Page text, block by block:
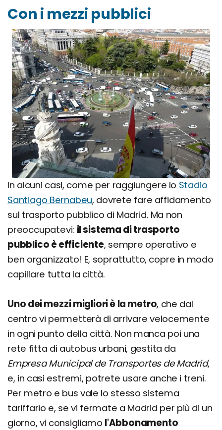
Con i mezzi pubblici
In alcuni casi, come per raggiungere lo Stadio
Santiago Bernabeu, dovrete fare affidamento
sul trasporto pubblico di Madrid. Ma non
preoccupatevi: il sistema di trasporto
pubblico è efficiente, sempre operativo e
ben organizzato! E, soprattutto, copre in modo
capillare tutta la città.
Uno dei mezzi migliori è la metro, che dal
centro vi permetterà di arrivare velocemente
in ogni punto della città. Non manca poi una
rete fitta di autobus urbani, gestita da
Empresa Municipal de Transportes de Madrid,
e, in casi estremi, potrete usare anche i treni.
Per metro e bus vale lo stesso sistema
tariffario e, se vi fermate a Madrid per più di un
giorno, vi consigliamo l'Abbonamento